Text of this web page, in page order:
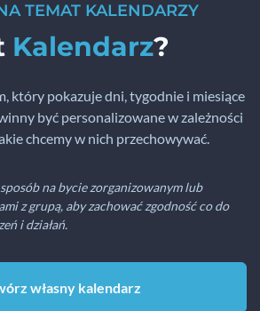
TEMAT KALENDARZY
Kalendarz?
który pokazuje dni, tygodnie i miesiące
być personalizowane w zależności
chcemy w nich przechowywać.
na bycie zorganizowanym lub
z grupą, aby zachować zgodność co do
i działań.
własny kalendarz